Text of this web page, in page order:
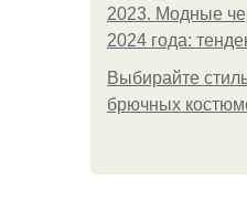
2023. Модные
2024 года:
Выбирайте
брючных